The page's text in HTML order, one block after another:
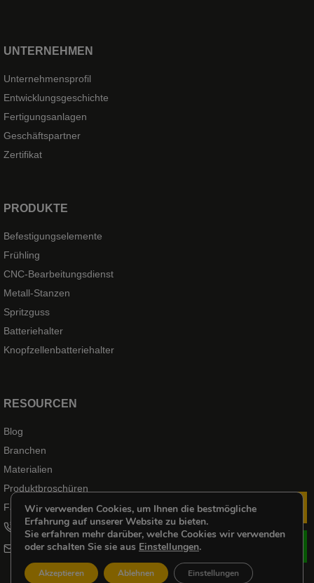
UNTERNEHMEN
Unternehmensprofil
Entwicklungsgeschichte
Fertigungsanlagen
Geschäftspartner
Zertifikat
PRODUKTE
Befestigungselemente
Frühling
CNC-Bearbeitungsdienst
Metall-Stanzen
Spritzguss
Batteriehalter
Knopfzellenbatteriehalter
RESOURCEN
Blog
Branchen
Materialien
Produktbroschüren
Fallprodukte
+8618102976656
cheri@kenenghardware.com
Wir verwenden Cookies, um Ihnen die bestmögliche
Erfahrung auf unserer Website zu bieten.
Sie erfahren mehr darüber, welche Cookies wir verwenden
oder schalten Sie sie aus Einstellungen.
Akzeptieren Ablehnen Einstellungen